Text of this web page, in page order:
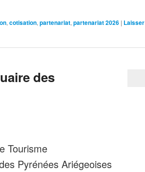
,cotisation,partenariat,partenariat 2026 | Laisser
des
Tourisme
Pyrénées Ariégeoises